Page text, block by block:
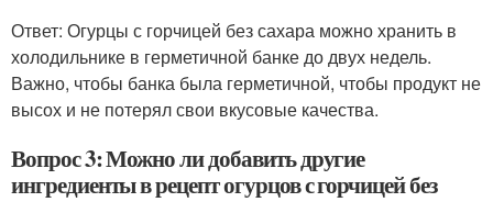
Ответ: Огурцы с горчицей без сахара можно хранить в
холодильнике в герметичной банке до двух недель.
Важно, чтобы банка была герметичной, чтобы продукт не
высох и не потерял свои вкусовые качества.
Вопрос 3: Можно ли добавить другие
ингредиенты в рецепт огурцов с горчицей без